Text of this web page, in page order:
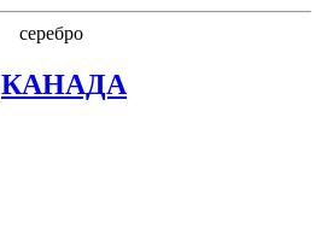
серебро
КАНАДА